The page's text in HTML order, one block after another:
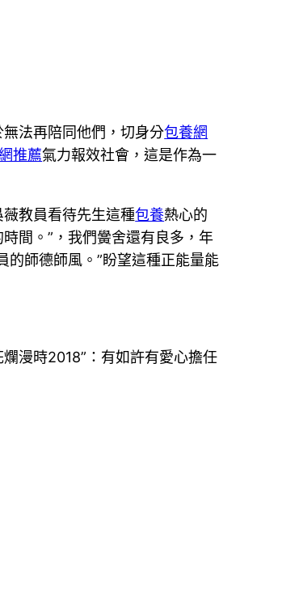
法再陪同他們，切身分包養網
推薦氣力報效社會，這是作為一
教員看待先生這種包養熱心的
間。”，我們黌舍還有良多，年
的師德師風。”盼望這種正能量能
爛漫時2018”：有如許有愛心擔任